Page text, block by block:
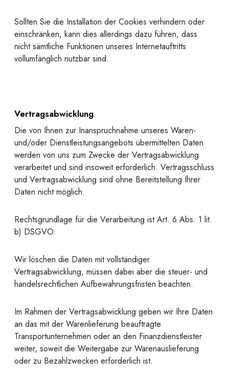
Sollten Sie die Installation der Cookies verhindern oder
einschränken, kann dies allerdings dazu führen, dass
nicht sämtliche Funktionen unseres Internetauftritts
vollumfänglich nutzbar sind.
Vertragsabwicklung
Die von Ihnen zur Inanspruchnahme unseres Waren-
und/oder Dienstleistungsangebots übermittelten Daten
werden von uns zum Zwecke der Vertragsabwicklung
verarbeitet und sind insoweit erforderlich. Vertragsschluss
und Vertragsabwicklung sind ohne Bereitstellung Ihrer
Daten nicht möglich.
Rechtsgrundlage für die Verarbeitung ist Art. 6 Abs. 1 lit.
b) DSGVO.
Wir löschen die Daten mit vollständiger
Vertragsabwicklung, müssen dabei aber die steuer- und
handelsrechtlichen Aufbewahrungsfristen beachten.
Im Rahmen der Vertragsabwicklung geben wir Ihre Daten
an das mit der Warenlieferung beauftragte
Transportunternehmen oder an den Finanzdienstleister
weiter, soweit die Weitergabe zur Warenauslieferung
oder zu Bezahlzwecken erforderlich ist.